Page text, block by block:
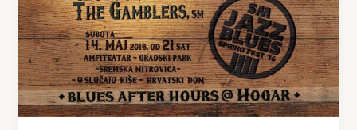
Spring
Fest
,
Sremska
Mitrovica
14.maj